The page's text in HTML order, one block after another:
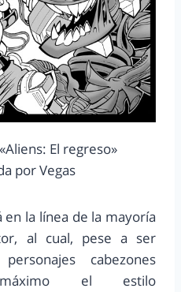
El regreso»
por Vegas
en la línea de la mayoría
al cual, pese a ser
cabezones
el estilo